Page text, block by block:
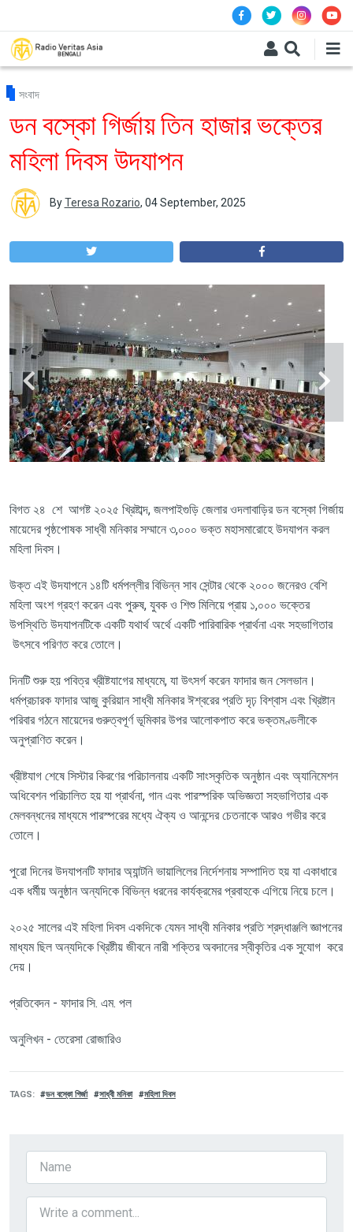
সংবাদ
ডন বস্কো গির্জায় তিন হাজার ভক্তের
মহিলা দিবস উদযাপন
ByTeresa Rozario, 04 September, 2025
বিগত ২৪ শে আগষ্ট ২০২৫ খ্রিষ্টাব্দ, জলপাইগুড়ি জেলারওদলাবাড়ির ডন বস্কো গির্জায়
মায়েদের পৃষ্ঠপোষক সাধ্বী মনিকার সম্মানে ৩,০০০ ভক্ত মহাসমারোহে উদযাপন করল
মহিলা দিবস।
উক্ত এই উদযাপনে ১৪টি ধর্মপল্লীর বিভিন্ন সাব সেন্টার থেকে ২০০০ জনেরও বেশি
মহিলা অংশ গ্রহণ করেন এবং পুরুষ, যুবক ও শিশু মিলিয়ে প্রায় ১,০০০ ভক্তের
উপস্থিতি উদযাপনটিকে একটি যথার্থ অর্থে একটি পারিবারিক প্রার্থনা এবং সহভাগিতার
উৎসবে পরিণত করে তোলে।
দিনটি শুরু হয় পবিত্র খ্রীষ্টযাগের মাধ্যমে, যা উৎসর্গ করেন ফাদার জন সেলভান।
ধর্মপ্রচারক ফাদার আজু কুরিয়ান সাধ্বী মনিকার ঈশ্বরের প্রতি দৃঢ় বিশ্বাস এবং খ্রিষ্টান
পরিবার গঠনে মায়েদের গুরুত্বপূর্ণ ভূমিকার উপর আলোকপাত করে ভক্তমণ্ডলীকে
অনুপ্রাণিত করেন।
খ্রীষ্টযাগ শেষে সিস্টার কিরণের পরিচালনায় একটি সাংস্কৃতিক অনুষ্ঠান এবং অ্যানিমেশন
অধিবেশন পরিচালিত হয় যা প্রার্থনা, গান এবং পারস্পরিক অভিজ্ঞতা সহভাগিতার এক
মেলবন্ধনের মাধ্যমে পারস্পরের মধ্যে ঐক্য ও আনন্দের চেতনাকে আরও গভীর করে
তোলে।
পুরো দিনের উদযাপনটি ফাদার অ্যান্টনি ভায়ালিলের নির্দেশনায় সম্পাদিত হয় যা একাধারে
এক ধর্মীয় অনুষ্ঠান অন্যদিকে বিভিন্ন ধরনের কার্যক্রমের প্রবাহকে এগিয়ে নিয়ে চলে।
২০২৫ সালের এই মহিলা দিবস একদিকে যেমন সাধ্বী মনিকার প্রতি শ্রদ্ধাঞ্জলি জ্ঞাপনের
মাধ্যম ছিল অন্যদিকে খ্রিষ্টীয় জীবনে নারী শক্তির অবদানের স্বীকৃতির এক সুযোগ করে
দেয়।
প্রতিবেদন- ফাদার সি. এম. পল
অনুলিখন- তেরেসা রোজারিও
TAGS ডন বস্কো গির্জা সাধ্বী মনিকা মহিলা দিবস